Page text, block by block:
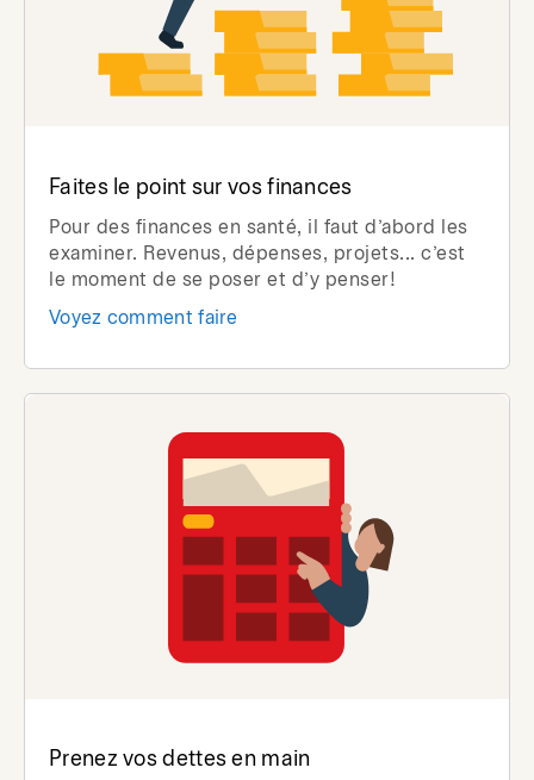
Faites le point sur vos finances
Pour des finances en santé, il faut d’abord les
examiner. Revenus, dépenses, projets... c’est
le moment de se poser et d’y penser!
Voyez comment faire
Prenez vos dettes en main